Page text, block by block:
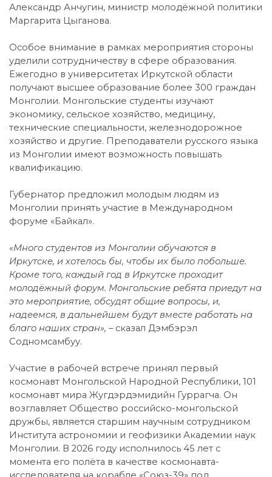
Александр Анчугин, министр молодёжной политики
Маргарита Цыганова.
Особое внимание в рамках мероприятия стороны
уделили сотрудничеству в сфере образования.
Ежегодно в университетах Иркутской области
получают высшее образование более 300 граждан
Монголии. Монгольские студенты изучают
экономику, сельское хозяйство, медицину,
технические специальности, железнодорожное
хозяйство и другие. Преподаватели русского языка
из Монголии имеют возможность повышать
квалификацию.
Губернатор предложил молодым людям из
Монголии принять участие в Международном
форуме «Байкал».
«Много студентов из Монголии обучаются в
Иркутске, и хотелось бы, чтобы их было побольше.
Кроме того, каждый год в Иркутске проходит
молодёжный форум. Монгольские ребята приедут на
это мероприятие, обсудят общие вопросы, и,
надеемся, в дальнейшем будут вместе работать на
благо наших стран», – сказал Дэмбэрэл
Содномсамбуу.
Участие в рабочей встрече принял первый
космонавт Монгольской Народной Республики, 101
космонавт мира Жугдэрдэмидийн Гуррагча. Он
возглавляет Общество российско-монгольской
дружбы, является старшим научным сотрудником
Института астрономии и геофизики Академии наук
Монголии. В 2026 году исполнилось 45 лет с
момента его полёта в качестве космонавта-